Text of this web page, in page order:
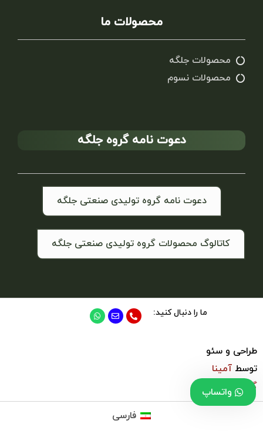
محصولات ما
محصولات جلگه
محصولات نسوم
دعوت نامه گروه جلگه
دعوت نامه گروه تولیدی صنعتی جلگه
کاتالوگ محصولات گروه تولیدی صنعتی جلگه
ما را دنبال کنید:
طراحی و سئو
توسط آمینا
گروپ واتساپ
فارسی